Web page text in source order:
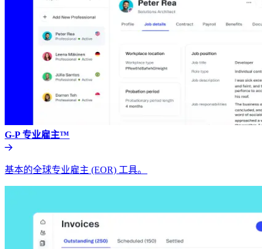
G-P 专业雇主™​​
基本的全球专业雇主 (EOR) 工具。​​